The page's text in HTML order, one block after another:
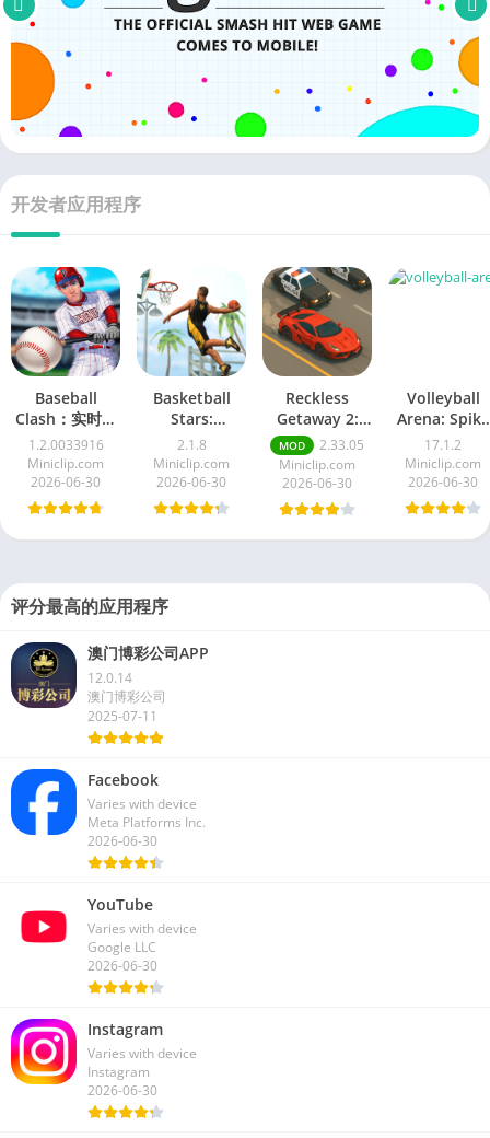
开发者应用程序
Baseball
Clash：实时游
戏
1.2.0033916
Miniclip.com
2026-06-30
Basketball
Stars:
Multiplayer
2.1.8
Miniclip.com
2026-06-30
Reckless
Getaway 2:
Car Chase
Unlimited
Money
MOD
2.33.05
Miniclip.com
2026-06-30
Volleyball
Arena: Spike
Hard
17.1.2
Miniclip.com
2026-06-30
评分最高的应用程序
澳门博彩公司APP
12.0.14
澳门博彩公司
2025-07-11
Facebook
Varies with device
Meta Platforms Inc.
2026-06-30
YouTube
Varies with device
Google LLC
2026-06-30
Instagram
Varies with device
Instagram
2026-06-30